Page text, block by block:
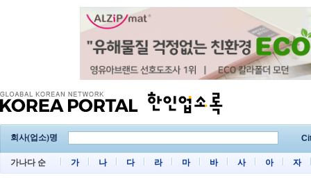
회사(업소)명
가나다 순 가 나 다 라 마 바 사 아 자